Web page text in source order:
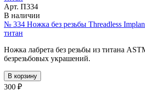
Арт. П334
В наличии
№ 334 Ножка без резьбы Threadless
титан
Ножка лабрета без резьбы из титана
безрезьбовых украшений.
В корзину
300 ₽